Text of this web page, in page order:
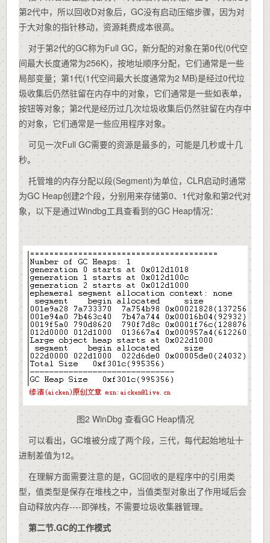
第2代中，所以回收D对象后，GC没有启动压缩步骤，因为对
于大对象的指针移动，资源耗费成本很高。
对于第2代的GC称为Full GC，新分配的对象在第0代(0代空
间最大长度通常为256K)，按地址顺序分配，它们通常是一些
局部变量；第1代(1代空间最大长度通常为2 MB)是经过0代垃
圾收集后仍然驻留在内存中的对象，它们通常是一些如表单，
按钮等对象；第2代是经历过几次垃圾收集后仍然驻留在内存中
的对象，它们通常是一些应用程序对象。
可见一次Full GC需要的资源是最多的，可能是几秒或十几
秒。
托管堆的内存分配以段(Segment)为单位，CLR启动时通常
为GC Heap创建2个段，分别用来存储第0、1代对象和第2代对
象，以下是通过Windbg工具查看到的GC Heap情况：
图2 WinDbg 查看GC Heap情况
可以看出，GC堆被分成了两个段，三代，每代起始地址十
进制差值为12。
在理解方面需要注意的是，GC回收的是程序中的引用类
型，值类型是保存在堆栈之中，当值类型对象出了作用域后会
自动释放内存----即弹栈，不需要垃圾收集器管理。
第二节.GC的工作模式